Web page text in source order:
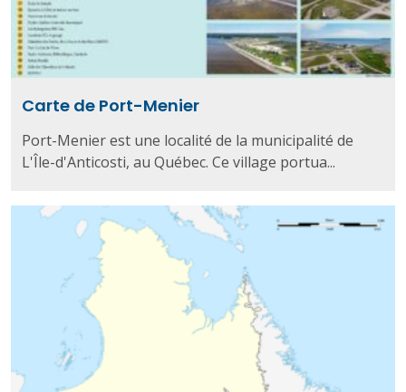
Carte de Port-Menier
Port-Menier est une localité de la municipalité de
L'Île-d'Anticosti, au Québec. Ce village portua...